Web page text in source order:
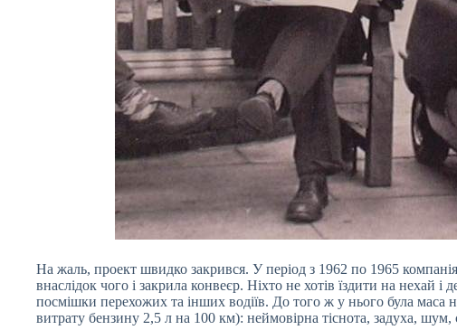
На жаль, проект швидко закрився. У період з 1962 по 1965
внаслідок чого і закрила конвеєр. Ніхто не хотів їздити на нехай
посмішки перехожих та інших водіїв. До того ж у нього була маса
витрату бензину 2,5 л на 100 км): неймовірна тіснота, задуха, шум,